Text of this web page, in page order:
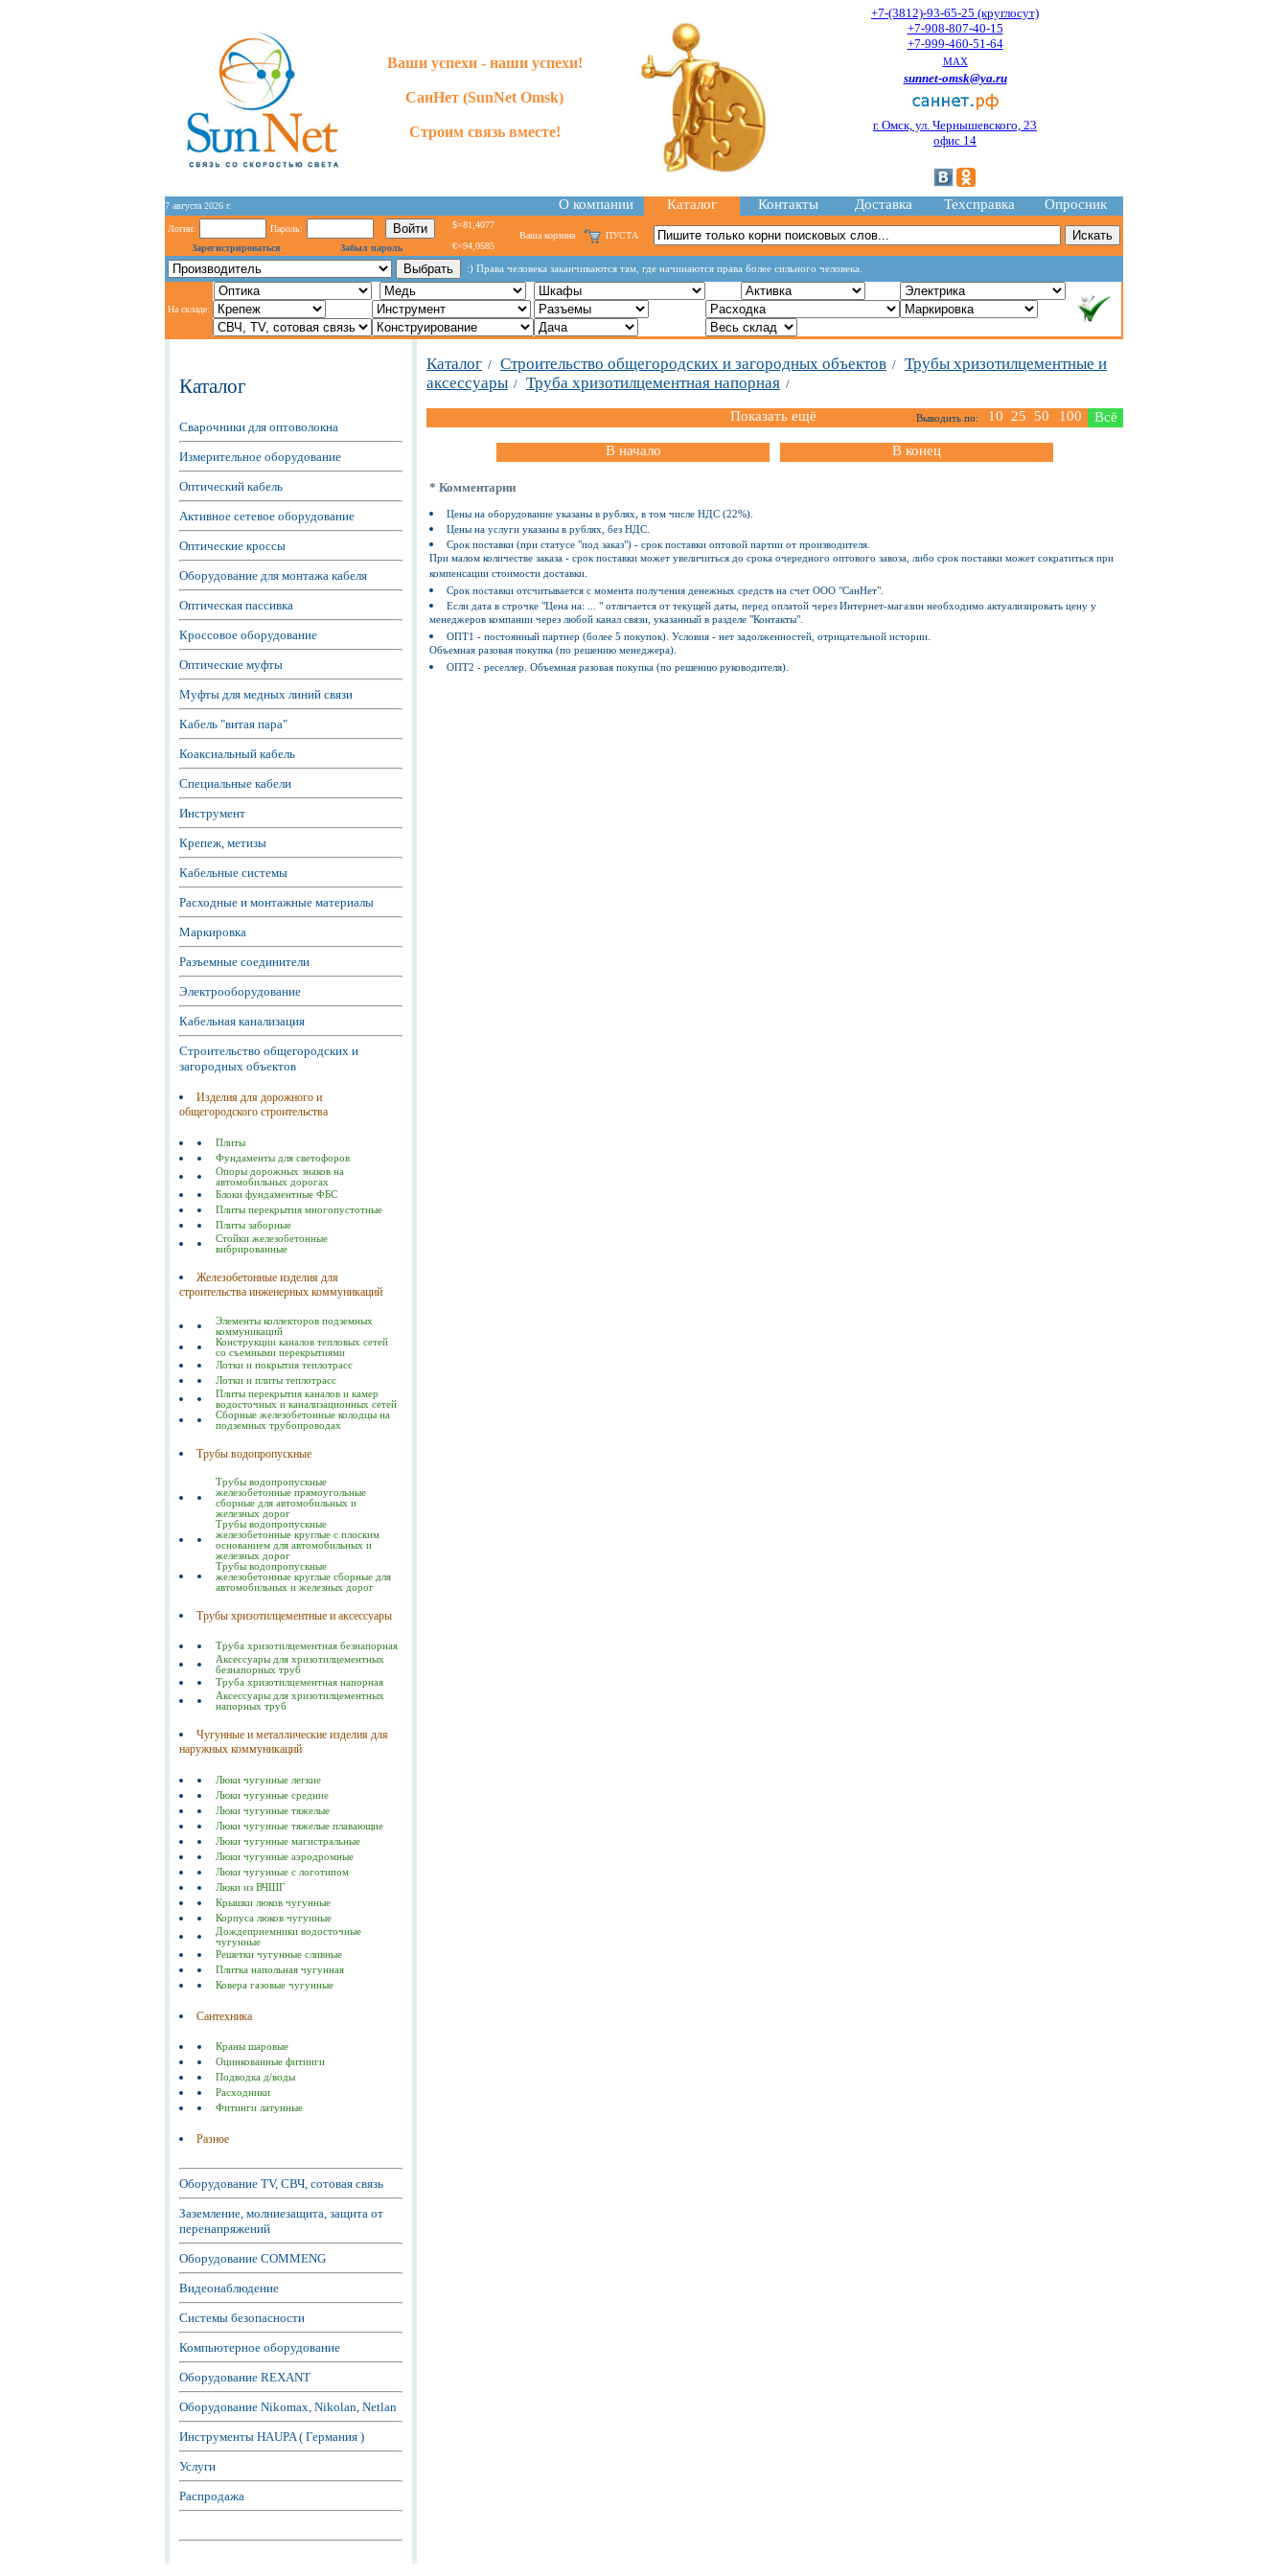
Ваши успехи - наши успехи!
СанНет (SunNet Omsk)
Строим связь вместе!
+7-(3812)-93-65-25 (круглосут)
+7-908-807-40-15
+7-999-460-51-64
MAX
sunnet-omsk@ya.ru
г. Омск, ул. Чернышевского, 23
офис 14
7 августа 2026 г. О компании Каталог Контакты Доставка Техсправка Опросник
Логин:
Пароль:
Зарегистрироваться
Забыл пароль
$=81,4077
€=94,0585
Ваша корзина ПУСТА
:) Права человека заканчиваются там, где начинаются права более сильного человека.
На складе:
Каталог
Сварочники для оптоволокна
Измерительное оборудование
Оптический кабель
Активное сетевое оборудование
Оптические кроссы
Оборудование для монтажа кабеля
Оптическая пассивка
Кроссовое оборудование
Оптические муфты
Муфты для медных линий связи
Кабель "витая пара"
Коаксиальный кабель
Специальные кабели
Инструмент
Крепеж, метизы
Кабельные системы
Расходные и монтажные материалы
Маркировка
Разъемные соединители
Электрооборудование
Кабельная канализация
Строительство общегородских и
загородных объектов
Изделия для дорожного и
общегородского строительства
Плиты
Фундаменты для светофоров
Опоры дорожных знаков на
автомобильных дорогах
Блоки фундаментные ФБС
Плиты перекрытия многопустотные
Плиты заборные
Стойки железобетонные
вибрированные
Железобетонные изделия для
строительства инженерных коммуникаций
Элементы коллекторов подземных
коммуникаций
Конструкции каналов тепловых сетей
со съемными перекрытиями
Лотки и покрытия теплотрасс
Лотки и плиты теплотрасс
Плиты перекрытия каналов и камер
водосточных и канализационных сетей
Сборные железобетонные колодцы на
подземных трубопроводах
Трубы водопропускные
Трубы водопропускные
железобетонные прямоугольные
сборные для автомобильных и
железных дорог
Трубы водопропускные
железобетонные круглые с плоским
основанием для автомобильных и
железных дорог
Трубы водопропускные
железобетонные круглые сборные для
автомобильных и железных дорог
Трубы хризотилцементные и аксессуары
Труба хризотилцементная безнапорная
Аксессуары для хризотилцементных
безнапорных труб
Труба хризотилцементная напорная
Аксессуары для хризотилцементных
напорных труб
Чугунные и металлические изделия для
наружных коммуникаций
Люки чугунные легкие
Люки чугунные средние
Люки чугунные тяжелые
Люки чугунные тяжелые плавающие
Люки чугунные магистральные
Люки чугунные аэродромные
Люки чугунные с логотипом
Люки из ВЧШГ
Крышки люков чугунные
Корпуса люков чугунные
Дождеприемники водосточные
чугунные
Решетки чугунные сливные
Плитка напольная чугунная
Ковера газовые чугунные
Сантехника
Краны шаровые
Оцинкованные фитинги
Подводка д/воды
Расходники
Фитинги латунные
Разное
Оборудование TV, СВЧ, сотовая связь
Заземление, молниезащита, защита от
перенапряжений
Оборудование COMMENG
Видеонаблюдение
Системы безопасности
Компьютерное оборудование
Оборудование REXANT
Оборудование Nikomax, Nikolan, Netlan
Инструменты HAUPA ( Германия )
Услуги
Распродажа
Каталог / Строительство общегородских и загородных объектов / Трубы хризотилцементные и
аксессуары / Труба хризотилцементная напорная /
Показать ещё Выводить по: 10 25 50 100 Всё
В начало В конец
* Комментарии
Цены на оборудование указаны в рублях, в том числе НДС (22%).
Цены на услуги указаны в рублях, без НДС.
Срок поставки (при статусе "под заказ") - срок поставки оптовой партии от производителя.
При малом количестве заказа - срок поставки может увеличиться до срока очередного оптового завоза, либо срок поставки может сократиться при
компенсации стоимости доставки.
Срок поставки отсчитывается с момента получения денежных средств на счет ООО "СанНет".
Если дата в строчке "Цена на: ... " отличается от текущей даты, перед оплатой через Интернет-магазин необходимо актуализировать цену у
менеджеров компании через любой канал связи, указанный в разделе "Контакты".
ОПТ1 - постоянный партнер (более 5 покупок). Условия - нет задолженностей, отрицательной истории.
Объемная разовая покупка (по решению менеджера).
ОПТ2 - реселлер. Объемная разовая покупка (по решению руководителя).